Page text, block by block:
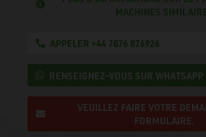
MACHINES
APPELER +44 7876 876926
RENSEIGNEZ-VOUS SUR WHATSAPP
VEUILLEZ FAIRE VOTRE
FORMULAIRE.